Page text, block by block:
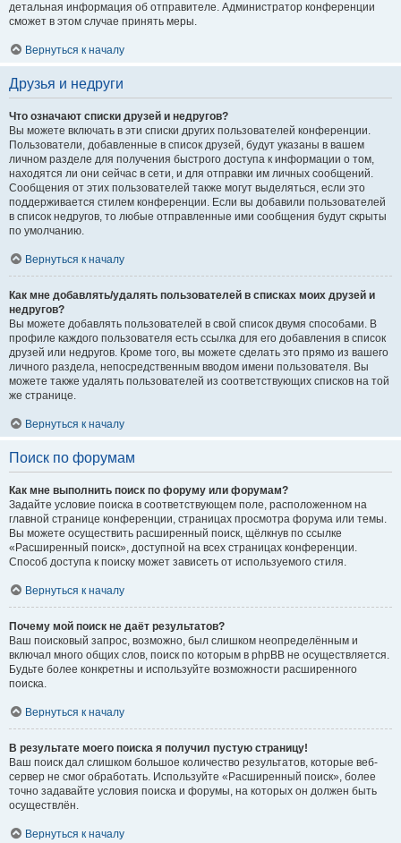
детальная информация об отправителе. Администратор конференции
сможет в этом случае принять меры.
Вернуться к началу
Друзья и недруги
Что означают списки друзей и недругов?
Вы можете включать в эти списки других пользователей конференции.
Пользователи, добавленные в список друзей, будут указаны в вашем
личном разделе для получения быстрого доступа к информации о том,
находятся ли они сейчас в сети, и для отправки им личных сообщений.
Сообщения от этих пользователей также могут выделяться, если это
поддерживается стилем конференции. Если вы добавили пользователей
в список недругов, то любые отправленные ими сообщения будут скрыты
по умолчанию.
Вернуться к началу
Как мне добавлять/удалять пользователей в списках моих друзей и
недругов?
Вы можете добавлять пользователей в свой список двумя способами. В
профиле каждого пользователя есть ссылка для его добавления в список
друзей или недругов. Кроме того, вы можете сделать это прямо из вашего
личного раздела, непосредственным вводом имени пользователя. Вы
можете также удалять пользователей из соответствующих списков на той
же странице.
Вернуться к началу
Поиск по форумам
Как мне выполнить поиск по форуму или форумам?
Задайте условие поиска в соответствующем поле, расположенном на
главной странице конференции, страницах просмотра форума или темы.
Вы можете осуществить расширенный поиск, щёлкнув по ссылке
«Расширенный поиск», доступной на всех страницах конференции.
Способ доступа к поиску может зависеть от используемого стиля.
Вернуться к началу
Почему мой поиск не даёт результатов?
Ваш поисковый запрос, возможно, был слишком неопределённым и
включал много общих слов, поиск по которым в phpBB не осуществляется.
Будьте более конкретны и используйте возможности расширенного
поиска.
Вернуться к началу
В результате моего поиска я получил пустую страницу!
Ваш поиск дал слишком большое количество результатов, которые веб-
сервер не смог обработать. Используйте «Расширенный поиск», более
точно задавайте условия поиска и форумы, на которых он должен быть
осуществлён.
Вернуться к началу